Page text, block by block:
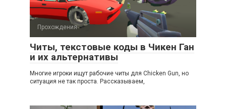
Прохождения
Читы, текстовые коды в Чикен Ган
и их альтернативы
Многие игроки ищут рабочие читы для Chicken Gun, но
ситуация не так проста. Рассказываем,